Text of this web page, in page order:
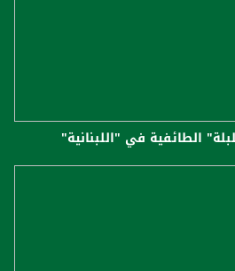
الطائفية في "اللبنانية"